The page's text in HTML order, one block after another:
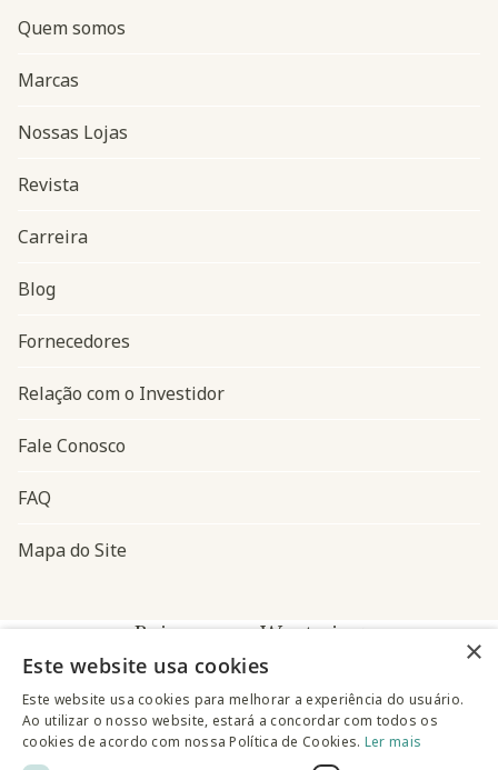
Navegação do rodapé
Quem somos
Marcas
Nossas Lojas
Revista
Carreira
Blog
Fornecedores
Relação com o Investidor
Fale Conosco
FAQ
Mapa do Site
Baixe o app Westwing
×
Este website usa cookies
Este website usa cookies para melhorar a experiência do usuário.
Ao utilizar o nosso website, estará a concordar com todos os
cookies de acordo com nossa Política de Cookies. Ler mais